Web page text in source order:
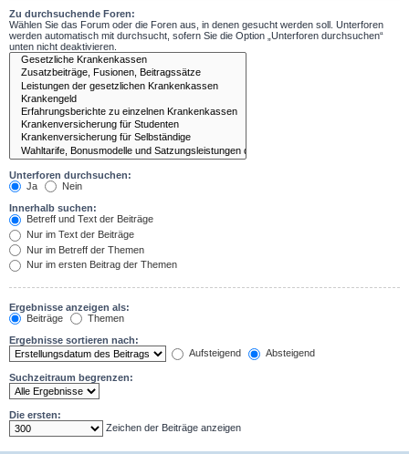
Zu durchsuchende Foren:
Wählen Sie das Forum oder die Foren aus, in denen gesucht werden soll. Unterforen
werden automatisch mit durchsucht, sofern Sie die Option „Unterforen durchsuchen“
unten nicht deaktivieren.
Unterforen durchsuchen:
Ja
Nein
Innerhalb suchen:
Betreff und Text der Beiträge
Nur im Text der Beiträge
Nur im Betreff der Themen
Nur im ersten Beitrag der Themen
Ergebnisse anzeigen als:
Beiträge
Themen
Ergebnisse sortieren nach:
Aufsteigend
Absteigend
Suchzeitraum begrenzen:
Die ersten:
Zeichen der Beiträge anzeigen